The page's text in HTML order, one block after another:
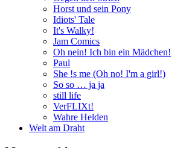
Horst und sein Pony
Idiots' Tale
It's Walky!
Jam Comics
Oh nein! Ich bin ein Mädchen!
Paul
She !s me (Oh no! I'm a girl!)
So so … ja ja
still life
VerFLIXt!
Wahre Helden
Welt am Draht